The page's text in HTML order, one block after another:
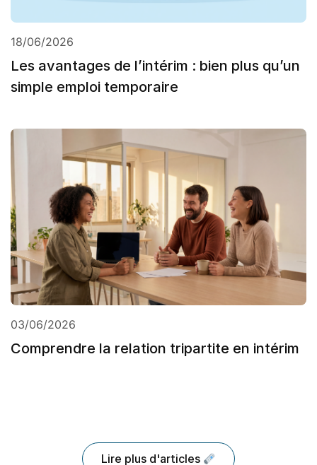
18/06/2026
Les avantages de l’intérim : bien plus qu’un
simple emploi temporaire
03/06/2026
Comprendre la relation tripartite en intérim
Lire plus d'articles